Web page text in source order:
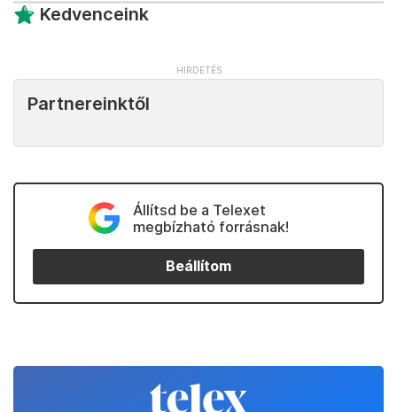
Kedvenceink
Partnereinktől
Állítsd be a Telexet
megbízható forrásnak!
Beállítom